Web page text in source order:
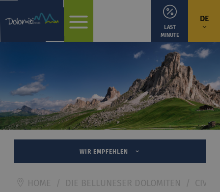
DE
LAST
MINUTE
WIR EMPFEHLEN
HOME / DIE BELLUNESER DOLOMITEN /